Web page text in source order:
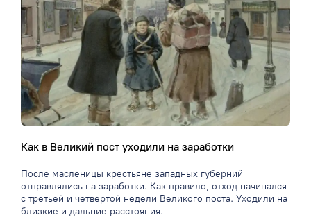
Как в Великий пост уходили на заработки
После масленицы крестьяне западных губерний
отправлялись на заработки. Как правило, отход начинался
с третьей и четвертой недели Великого поста. Уходили на
близкие и дальние расстояния.